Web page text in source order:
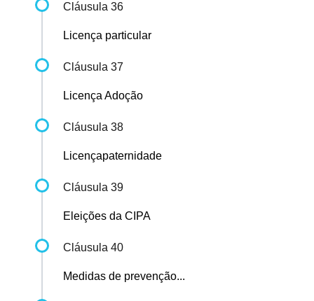
Cláusula 36
Licença particular
Cláusula 37
Licença Adoção
Cláusula 38
Licençapaternidade
Cláusula 39
Eleições da CIPA
Cláusula 40
Medidas de prevenção...